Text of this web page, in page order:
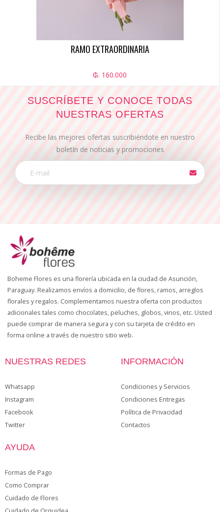
RAMO EXTRAORDINARIA
₲. 160.000
SUSCRÍBETE Y CONOCE TODAS
NUESTRAS OFERTAS
Recibe las mejores ofertas suscribiéndote en nuestro
boletín de noticias y promociones
Boheme Flores es una florería ubicada en la ciudad de Asunción,
Paraguay. Realizamos envíos a domicilio, de flores, ramos, arreglos
florales y regalos. Complementamos nuestra oferta con productos
adicionales tales como chocolates, peluches, globos, vinos, etc. Usted
puede comprar de manera segura y con su tarjeta de crédito en
forma online a través de nuestro sitio web.
NUESTRAS REDES
Whatsapp
Instagram
Facebook
Twitter
INFORMACIÓN
Condiciones y Servicios
Condiciones Entregas
Política de Privacidad
Contactos
AYUDA
Formas de Pago
Como Comprar
Cuidado de Flores